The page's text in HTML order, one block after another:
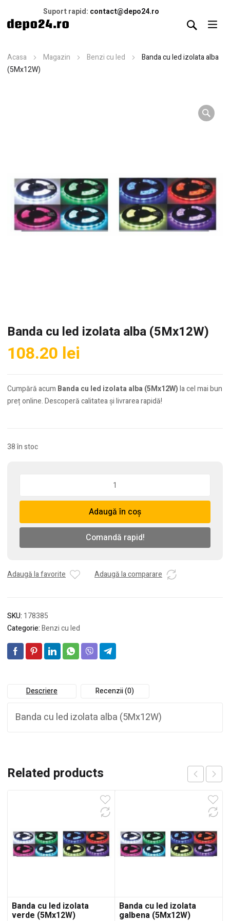
Suport rapid: contact@depo24.ro
Acasa Magazin Benzi cu led
Banda cu led izolata alba
(5Mx12W)
Banda cu led izolata alba (5Mx12W)
108.20 lei
Cumpără acum Banda cu led izolata alba (5Mx12W)la cel mai bun
preț online. Descoperă calitatea și livrarea rapidă!
38 în stoc
cu
izolata
(5Mx12W)
Adaugă în coș
Comandă rapid!
Adaugă la favorite Adaugă la comparare
SKU: 178385
Categorie:Benzi cu led
Descriere Recenzii (0)
Banda cu led izolata alba (5Mx12W)
Related products
Banda cu led izolata
verde (5Mx12W)
Banda cu led izolata
galbena (5Mx12W)